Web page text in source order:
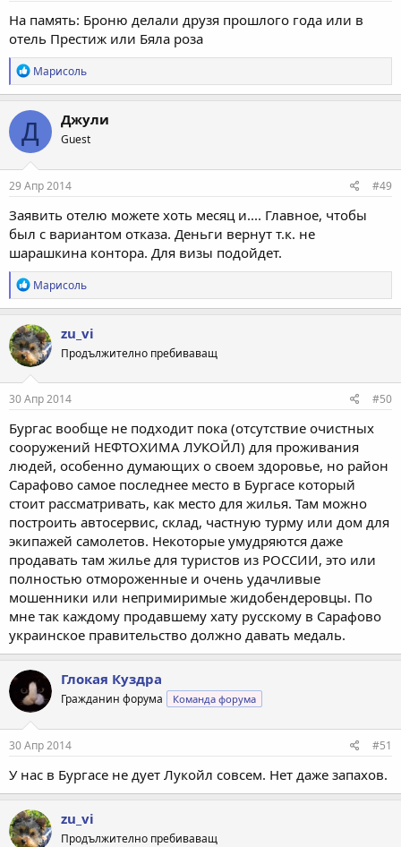
На память: Броню делали друзя прошлого года или в
отель Престиж или Бяла роза
Р
е
а
к
ц
и
и
:
Марисоль
Д Джули
Guest
29 Апр 2014 #49
Заявить отелю можете хоть месяц и.... Главное, чтобы
был с вариантом отказа. Деньги вернут т.к. не
шарашкина контора. Для визы подойдет.
Р
е
а
к
ц
и
и
:
Марисоль
zu_vi
Продължително пребиваващ
30 Апр 2014 #50
Бургас вообще не подходит пока (отсутствие очистных
сооружений НЕФТОХИМА ЛУКОЙЛ) для проживания
людей, особенно думающих о своем здоровье, но район
Сарафово самое последнее место в Бургасе который
стоит рассматривать, как место для жилья. Там можно
построить автосервис, склад, частную турму или дом для
экипажей самолетов. Некоторые умудряются даже
продавать там жилье для туристов из РОССИИ, это или
полностью отмороженные и очень удачливые
мошенники или непримиримые жидобендеровцы. По
мне так каждому продавшему хату русскому в Сарафово
украинское правительство должно давать медаль.
Глокая Куздра
Гражданин форума Команда форума
30 Апр 2014 #51
У нас в Бургасе не дует Лукойл совсем. Нет даже запахов.
zu_vi
Продължително пребиваващ